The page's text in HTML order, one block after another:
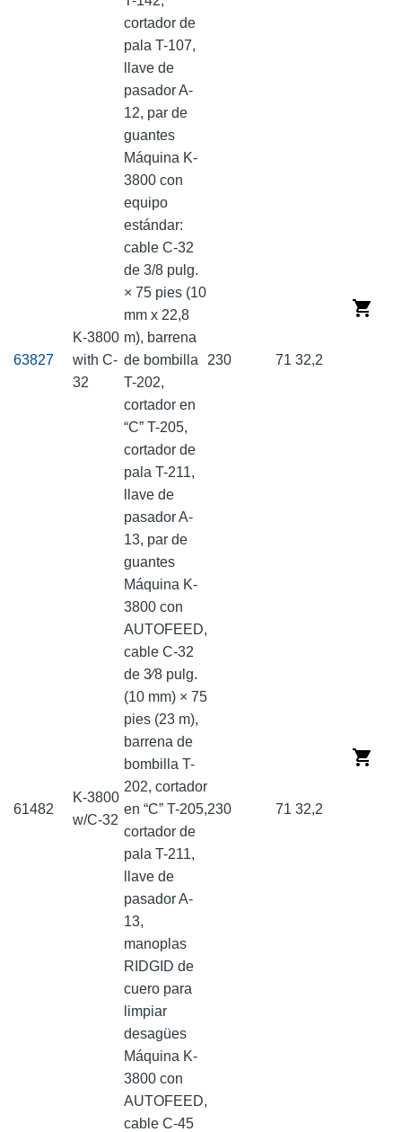
cortador de
pala T-107,
llave de
pasador A-
12, par de
guantes
63827
K-3800
with C-
32
Máquina K-
3800 con
equipo
estándar:
cable C-32
de 3/8 pulg.
× 75 pies (10
mm x 22,8
m), barrena
de bombilla
T-202,
cortador en
“C” T-205,
cortador de
pala T-211,
llave de
pasador A-
13, par de
guantes
230 71 32,2
61482
K-3800
w/C-32
Máquina K-
3800 con
AUTOFEED,
cable C-32
de 3⁄8 pulg.
(10 mm) × 75
pies (23 m),
barrena de
bombilla T-
202, cortador
en “C” T-205,
cortador de
pala T-211,
llave de
pasador A-
13,
manoplas
RIDGID de
cuero para
limpiar
desagües
230 71 32,2
Máquina K-
3800 con
AUTOFEED,
cable C-45